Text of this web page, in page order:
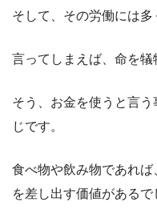
そして、その労働には多
言ってしまえば、命を犠
そう、お金を使うと言
じです。
食べ物や飲み物であれ
を差し出す価値があるで